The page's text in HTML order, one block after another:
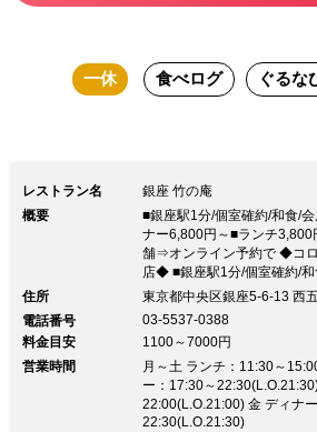
一休 食べログ ぐるな
レストラン名
銀座 竹の庵
概要
■銀座駅1分/個室確約/和食/
ナー6,800円～■ランチ3,800
舗⇒オンライン予約で ◆コ
店◆ ■銀座駅1分/個室確約/
ディナー6,800円～■ランチ
可能店◆【秋の献立】今回のお
旬の味覚を味わおう■ …です
料理を考えました ■銀座駅
■ 【お客様の「安心」と「安
飛沫感染防止シート設置可
拭き上げ ・アルコール除菌
住所
東京都中央区銀座5-6-13 西
電話番号
03-5537-0388
料金目安
1100～7000円
営業時間
月～土 ランチ：11:30～
ー：17:30～
22:00(L.O.21:00) 金 ディナ
22:30(L.O.21:30)